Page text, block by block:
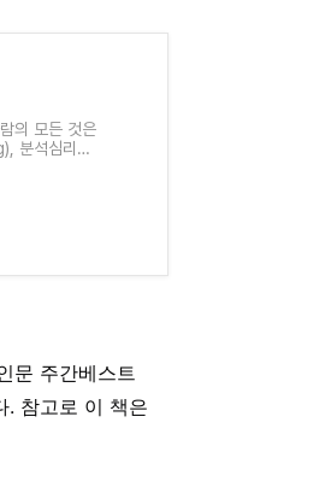
의 모든 것은
분석심리학
문 주간베스트
. 참고로 이 책은